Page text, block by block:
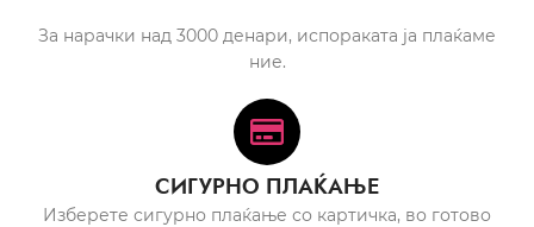
За нарачки над 3000 денари, испораката ја плаќаме
ние.
СИГУРНО ПЛАЌАЊЕ
Изберете сигурно плаќање со картичка, во готово